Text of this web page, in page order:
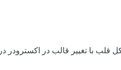
قلب با تغییر قالب در